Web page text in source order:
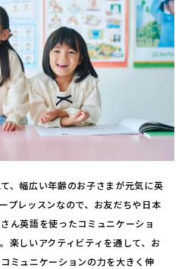
、幅広い年齢のお子さまが元気に英
プレッスンなので、お友だちや日本
ん英語を使ったコミュニケーショ
楽しいアクティビティを通して、お
ミュニケーションの力を大きく伸